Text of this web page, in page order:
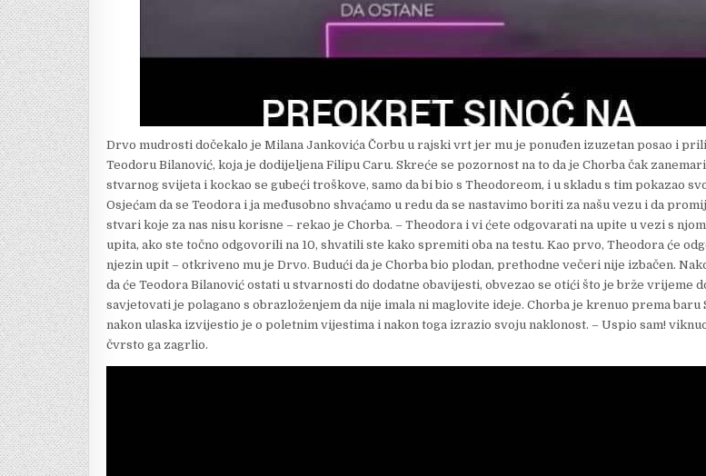
Drvo mudrosti dočekalo je Milana Jankovića Čorbu u rajski vrt jer mu je ponuđen izuzetan posao i
Teodoru Bilanović, koja je dodijeljena Filipu Caru. Skreće se pozornost na to da je Chorba čak
stvarnog svijeta i kockao se gubeći troškove, samo da bi bio s Theodoreom, i u skladu s tim pokazao
Osjećam da se Teodora i ja međusobno shvaćamo u redu da se nastavimo boriti za našu vezu i da
stvari koje za nas nisu korisne – rekao je Chorba. – Theodora i vi ćete odgovarati na upite u vezi s
upita, ako ste točno odgovorili na 10, shvatili ste kako spremiti oba na testu. Kao prvo, Theodora će
njezin upit – otkriveno mu je Drvo. Budući da je Chorba bio plodan, prethodne večeri nije izbačen.
da će Teodora Bilanović ostati u stvarnosti do dodatne obavijesti, obvezao se otići što je brže vrijeme
savjetovati je polagano s obrazloženjem da nije imala ni maglovite ideje. Chorba je krenuo prema baru
nakon ulaska izvijestio je o poletnim vijestima i nakon toga izrazio svoju naklonost. – Uspio sam!
čvrsto ga zagrlio.